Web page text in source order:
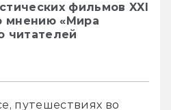
фильмов XXI
мнению «Мира
читателей
путешествиях во